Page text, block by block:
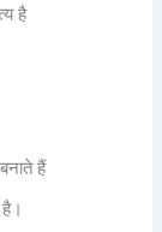
है
हैं